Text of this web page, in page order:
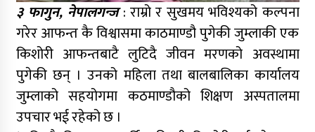
३ फागुन, नेपालगन्ज: राम्रो र सुखमय भविश्यको कल्पना
गरेर आफन्त कै विश्वासमा काठमाण्डौ पुगेकी जुम्लाकी एक
किशोरी आफन्तबाटै लुटिदै जीवन मरणको अवस्थामा
पुगेकी छन् । उनको महिला तथा बालबालिका कार्यालय
जुम्लाको सहयोगमा कठमाण्डौको शिक्षण अस्पतालमा
उपचार भई रहेको छ ।